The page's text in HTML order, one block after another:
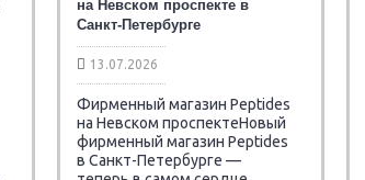
на Невском проспекте в
Санкт-Петербурге
13.07.2026
Фирменный магазин Peptides
на Невском проспектеНовый
фирменный магазин Peptides
в Санкт-Петербурге —